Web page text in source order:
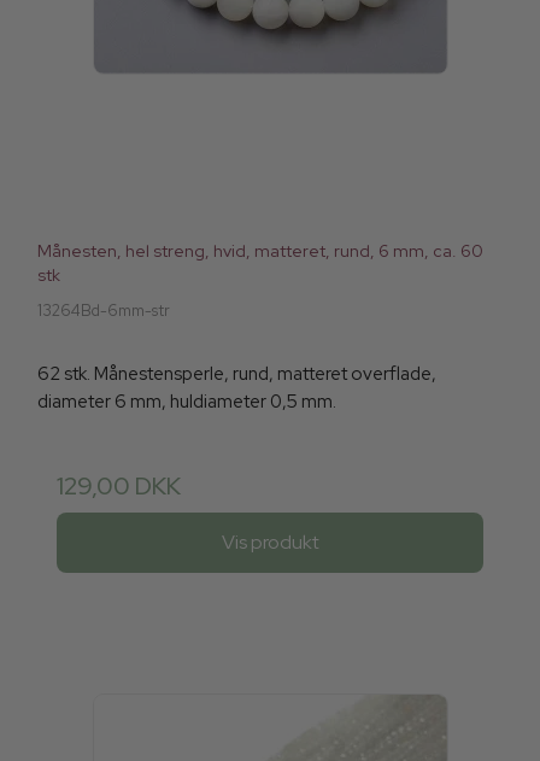
Månesten, hel streng, hvid, matteret, rund, 6 mm, ca. 60
stk
13264Bd-6mm-str
62 stk. Månestensperle, rund, matteret overflade,
diameter 6 mm, huldiameter 0,5 mm.
129,00 DKK
Vis produkt